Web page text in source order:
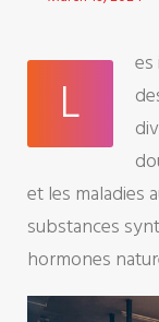
L
et les maladies
substances
hormones